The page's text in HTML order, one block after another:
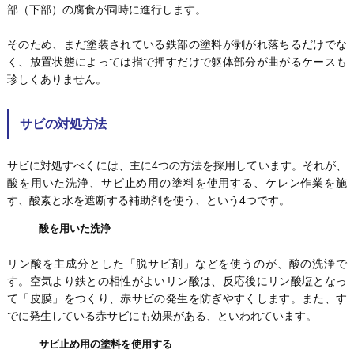
部（下部）の腐食が同時に進行します。
そのため、まだ塗装されている鉄部の塗料が剥がれ落ちるだけでな
く、放置状態によっては指で押すだけで躯体部分が曲がるケースも
珍しくありません。
サビの対処方法
サビに対処すべくには、主に4つの方法を採用しています。それが、
酸を用いた洗浄、サビ止め用の塗料を使用する、ケレン作業を施
す、酸素と水を遮断する補助剤を使う、という4つです。
酸を用いた洗浄
リン酸を主成分とした「脱サビ剤」などを使うのが、酸の洗浄で
す。空気より鉄との相性がよいリン酸は、反応後にリン酸塩となっ
て「皮膜」をつくり、赤サビの発生を防ぎやすくします。また、す
でに発生している赤サビにも効果がある、といわれています。
サビ止め用の塗料を使用する